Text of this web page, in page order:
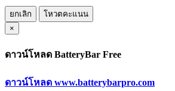
ยกเลิก
โหวตคะแนน
×
ดาวน์โหลด BatteryBar Free
ดาวน์โหลด www.batterybarpro.com